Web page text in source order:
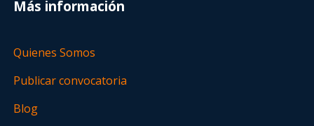
Más información
Quienes Somos
Publicar convocatoria
Blog